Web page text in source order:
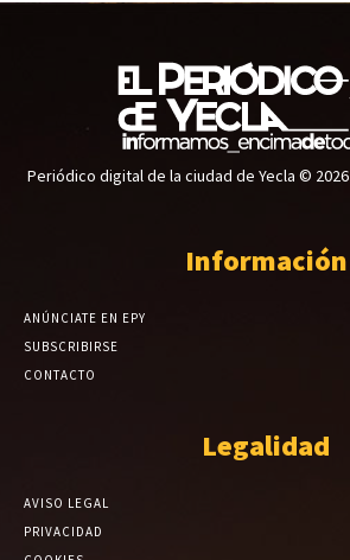
Periódico digital de la ciudad de Yecla © 2026
Información
ANÚNCIATE EN EPY
SUBSCRIBIRSE
CONTACTO
Legalidad
AVISO LEGAL
PRIVACIDAD